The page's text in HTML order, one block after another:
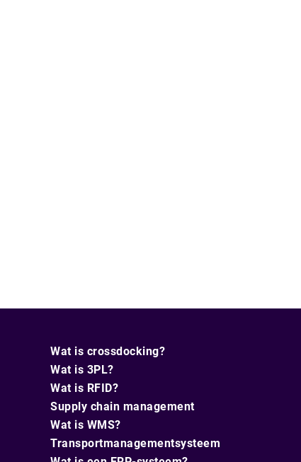
Wat is crossdocking?
Wat is 3PL?
Wat is RFID?
Supply chain management
Wat is WMS?
Transportmanagementsysteem